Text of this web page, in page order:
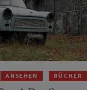
ANSEHEN BÜCHER